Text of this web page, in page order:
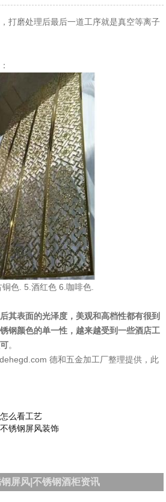
打磨处理后最后一道工序就是真空等离子
色. 5.酒红色 6.咖啡色.
其表面的光泽度，美观和高档性都有很到
钢颜色的单一性，越来越受到一些酒店工
。
德和五金加工厂整理提供，此
么看工艺
锈钢屏风装饰
屏风|不锈钢酒柜资讯